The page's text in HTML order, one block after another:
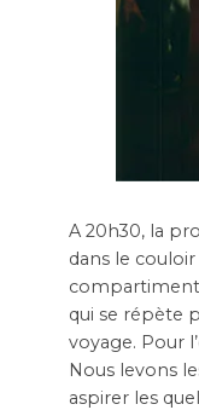
A 20h30, la
dans le
qui se répète
voyage. Pour
Nous levons
aspirer les